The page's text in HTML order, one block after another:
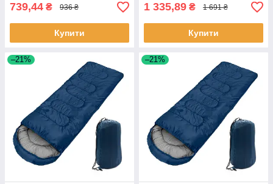
739,44 ₴ 936 ₴
Купити
1 335,89 ₴ 1 691 ₴
Купити
–21% –21%